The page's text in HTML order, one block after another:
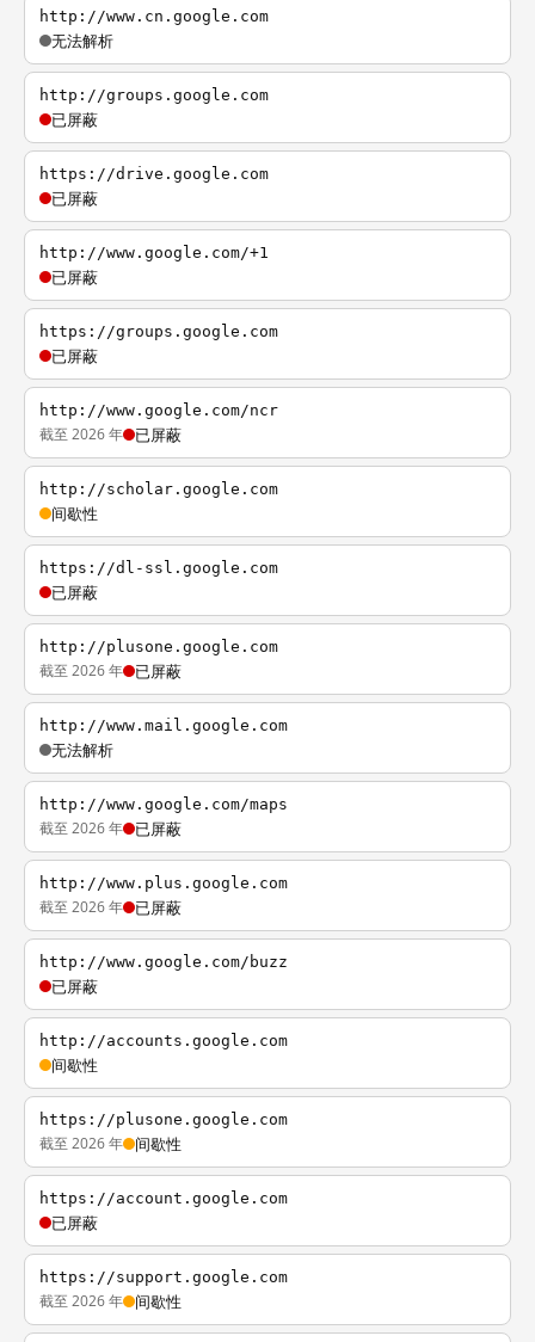
http://www.cn.google.com
无法解析
http://groups.google.com
已屏蔽
https://drive.google.com
已屏蔽
http://www.google.com/+1
已屏蔽
https://groups.google.com
已屏蔽
http://www.google.com/ncr
截至 2026 年 已屏蔽
http://scholar.google.com
间歇性
https://dl-ssl.google.com
已屏蔽
http://plusone.google.com
截至 2026 年 已屏蔽
http://www.mail.google.com
无法解析
http://www.google.com/maps
截至 2026 年 已屏蔽
http://www.plus.google.com
截至 2026 年 已屏蔽
http://www.google.com/buzz
已屏蔽
http://accounts.google.com
间歇性
https://plusone.google.com
截至 2026 年 间歇性
https://account.google.com
已屏蔽
https://support.google.com
截至 2026 年 间歇性